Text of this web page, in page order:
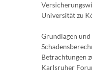
Universität zu
Grundlagen
Betrachtungen
Karlsruher